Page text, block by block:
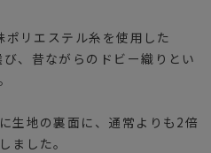
リエステル糸を使用した
、昔ながらのドビー織りとい
生地の裏面に、通常よりも2倍
ました。